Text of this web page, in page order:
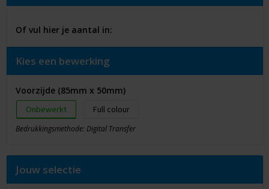
Of vul hier je aantal in:
Kies een bewerking
Voorzijde (85mm x 50mm)
Onbewerkt Full colour
Bedrukkingsmethode: Digital Transfer
Jouw selectie